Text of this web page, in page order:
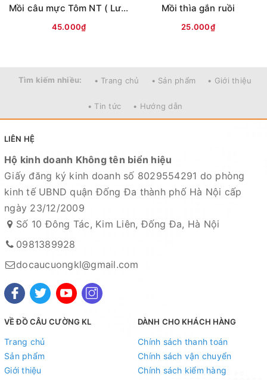
Mồi câu mực Tôm NT ( Lưng vằn )
45.000₫
Mồi thìa gắn ruồi
25.000₫
Tìm kiếm nhiều: • Trang chủ • Sản phẩm • Giới thiệu
• Tin tức • Hướng dẫn
LIÊN HỆ
Hộ kinh doanh Không tên biển hiệu
Giấy đăng ký kinh doanh số 8029554291 do phòng
kinh tế UBND quận Đống Đa thành phố Hà Nội cấp
ngày 23/12/2009
Số 10 Đông Tác, Kim Liên, Đống Đa, Hà Nội
0981389928
docaucuongkl@gmail.com
VỀ ĐỒ CÂU CƯỜNG KL
Trang chủ
Sản phẩm
Giới thiệu
DÀNH CHO KHÁCH HÀNG
Chính sách thanh toán
Chính sách vận chuyển
Chính sách kiểm hàng